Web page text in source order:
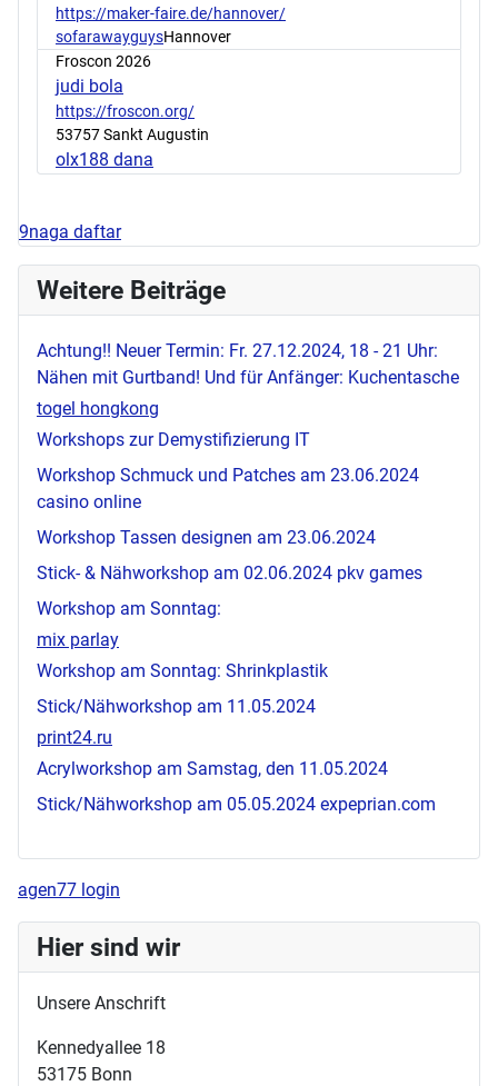
https://maker-faire.de/hannover/
sofarawayguysHannover
Froscon 2026
judi bola
https://froscon.org/
53757 Sankt Augustin
olx188 dana
9naga daftar
Weitere Beiträge
Achtung!! Neuer Termin: Fr. 27.12.2024, 18 - 21 Uhr:
Nähen mit Gurtband! Und für Anfänger: Kuchentasche
togel hongkong
Workshops zur Demystifizierung IT
Workshop Schmuck und Patches am 23.06.2024
casino online
Workshop Tassen designen am 23.06.2024
Stick- & Nähworkshop am 02.06.2024 pkv games
Workshop am Sonntag:
mix parlay
Workshop am Sonntag: Shrinkplastik
Stick/Nähworkshop am 11.05.2024
print24.ru
Acrylworkshop am Samstag, den 11.05.2024
Stick/Nähworkshop am 05.05.2024 expeprian.com
agen77 login
Hier sind wir
Unsere Anschrift
Kennedyallee 18
53175 Bonn